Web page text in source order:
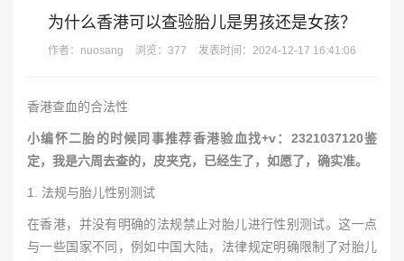
为什么香港可以查验胎儿是男孩还是女孩？
作者：nuosang 浏览：377 发表时间：2024-12-17 16:41:06
香港查血的合法性
小编怀二胎的时候同事推荐香港验血找+v：2321037120鉴
定，我是六周去查的，皮夹克，已经生了，如愿了，确实准。
1. 法规与胎儿性别测试
在香港，并没有明确的法规禁止对胎儿进行性别测试。这一点
与一些国家不同，例如中国大陆，法律规定明确限制了对胎儿